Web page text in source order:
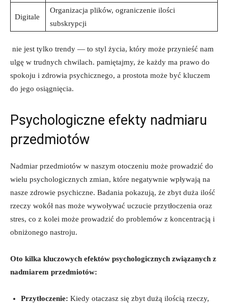
Digitale
Organizacja plików, ograniczenie ilości
subskrypcji
‍ nie jest​ tylko trendy — to styl ‌życia, który może przynieść⁢ nam
ulgę w trudnych chwilach. pamiętajmy, że ​każdy‌ ma prawo do
spokoju i zdrowia psychicznego, a prostota może być kluczem
do jego osiągnięcia.
Psychologiczne efekty nadmiaru
przedmiotów
Nadmiar przedmiotów w naszym otoczeniu może prowadzić‌ do
wielu⁢ psychologicznych zmian, które negatywnie wpływają na
nasze zdrowie⁣ psychiczne. Badania pokazują,⁢ że ​zbyt duża ilość
rzeczy wokół nas ‌może wywoływać uczucie przytłoczenia oraz
stres, co z kolei może prowadzić do ⁤problemów z koncentracją i
obniżonego nastroju.
Oto ⁢kilka kluczowych efektów psychologicznych związanych z
nadmiarem przedmiotów:
Przytłoczenie: Kiedy otaczasz się zbyt dużą ⁤ilością rzeczy,